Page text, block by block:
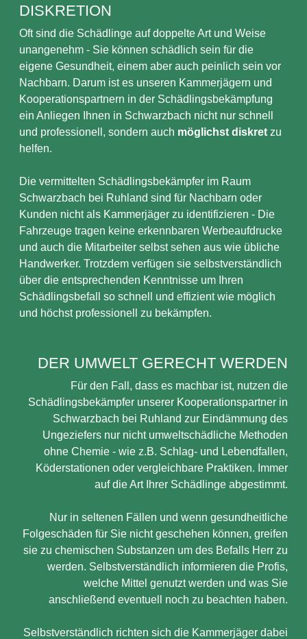
DISKRETION
Oft sind die Schädlinge auf doppelte Art und Weise
unangenehm - Sie können schädlich sein für die
eigene Gesundheit, einem aber auch peinlich sein vor
Nachbarn. Darum ist es unseren Kammerjägern und
Kooperationspartnern in der Schädlingsbekämpfung
ein Anliegen Ihnen in Schwarzbach nicht nur schnell
und professionell, sondern auch möglichst diskret zu
helfen.
Die vermittelten Schädlingsbekämpfer im Raum
Schwarzbach bei Ruhland sind für Nachbarn oder
Kunden nicht als Kammerjäger zu identifizieren - Die
Fahrzeuge tragen keine erkennbaren Werbeaufdrucke
und auch die Mitarbeiter selbst sehen aus wie übliche
Handwerker. Trotzdem verfügen sie selbstverständlich
über die entsprechenden Kenntnisse um Ihren
Schädlingsbefall so schnell und effizient wie möglich
und höchst professionell zu bekämpfen.
DER UMWELT GERECHT WERDEN
Für den Fall, dass es machbar ist, nutzen die
Schädlingsbekämpfer unserer Kooperationspartner in
Schwarzbach bei Ruhland zur Eindämmung des
Ungeziefers nur nicht umweltschädliche Methoden
ohne Chemie - wie z.B. Schlag- und Lebendfallen,
Köderstationen oder vergleichbare Praktiken. Immer
auf die Art Ihrer Schädlinge abgestimmt.
Nur in seltenen Fällen und wenn gesundheitliche
Folgeschäden für Sie nicht geschehen können, greifen
sie zu chemischen Substanzen um des Befalls Herr zu
werden. Selbstverständlich informieren die Profis,
welche Mittel genutzt werden und was Sie
anschließend eventuell noch zu beachten haben.
Selbstverständlich richten sich die Kammerjäger dabei